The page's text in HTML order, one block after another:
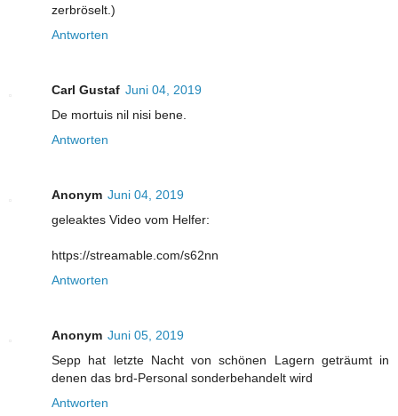
zerbröselt.)
Antworten
Carl Gustaf Juni 04, 2019
De mortuis nil nisi bene.
Antworten
Anonym Juni 04, 2019
geleaktes Video vom Helfer:
https://streamable.com/s62nn
Antworten
Anonym Juni 05, 2019
Sepp hat letzte Nacht von schönen Lagern geträumt in
denen das brd-Personal sonderbehandelt wird
Antworten